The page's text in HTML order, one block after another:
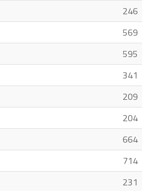
246
569
595
341
209
204
664
714
231